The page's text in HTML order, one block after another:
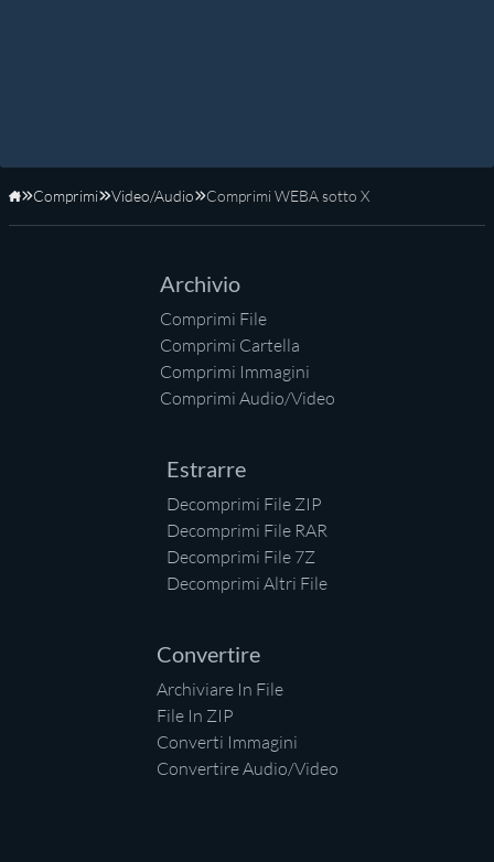
Home
Comprimi Video/Audio Comprimi WEBA sotto X
Archivio
Comprimi File
Comprimi Cartella
Comprimi Immagini
Comprimi Audio/Video
Estrarre
Decomprimi File ZIP
Decomprimi File RAR
Decomprimi File 7Z
Decomprimi Altri File
Convertire
Archiviare In File
File In ZIP
Converti Immagini
Convertire Audio/Video